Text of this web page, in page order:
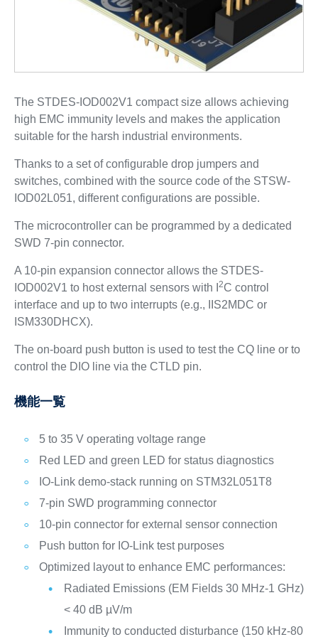
The STDES-IOD002V1 compact size allows achieving
high EMC immunity levels and makes the application
suitable for the harsh industrial environments.
Thanks to a set of configurable drop jumpers and
switches, combined with the source code of the STSW-
IOD02L051, different configurations are possible.
The microcontroller can be programmed by a dedicated
SWD 7-pin connector.
A 10-pin expansion connector allows the STDES-
IOD002V1 to host external sensors with I
2C control
interface and up to two interrupts (e.g., IIS2MDC or
ISM330DHCX).
The on-board push button is used to test the CQ line or to
control the DIO line via the CTLD pin.
機能一覧
5 to 35 V operating voltage range
Red LED and green LED for status diagnostics
IO-Link demo-stack running on STM32L051T8
7-pin SWD programming connector
10-pin connector for external sensor connection
Push button for IO-Link test purposes
Optimized layout to enhance EMC performances:
Radiated Emissions (EM Fields 30 MHz-1 GHz)
< 40 dB µV/m
Immunity to conducted disturbance (150 kHz-80